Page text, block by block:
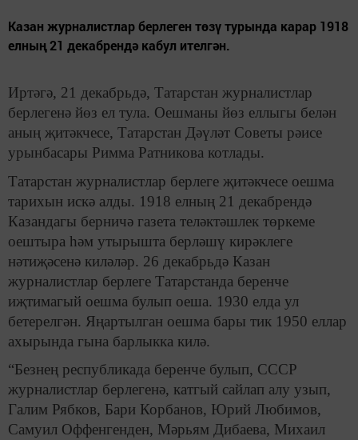
Казан журналистлар берлеген төзү турында карар 1918
елның 21 декабрендә кабул ителгән.
Иртәгә, 21 декабрьдә, Татарстан журналистлар
берлегенә йөз ел тула. Оешманы йөз еллыгы белән
аның җитәкчесе, Татарстан Дәүләт Советы рәисе
урынбасары Римма Ратникова котлады.
Татарстан журналистлар берлеге җитәкчесе оешма
тарихын искә алды. 1918 елның 21 декабрендә
Казандагы берничә газета теләктәшлек төркеме
оештыра һәм утырышта берләшү кирәклеге
нәтиҗәсенә киләләр. 26 декабрьдә Казан
журналистлар берлеге Татарстанда беренче
иҗтимагый оешма булып оеша. 1930 елда ул
бетерелгән. Яңартылган оешма бары тик 1950 еллар
ахырында гына барлыкка килә.
“Безнең республикада беренче булып, СССР
журналистлар берлегенә, катгый сайлап алу узып,
Галим Рябков, Бари Корбанов, Юрий Любимов,
Самуил Оффенгенден, Мәрьям Дибаева, Михаил